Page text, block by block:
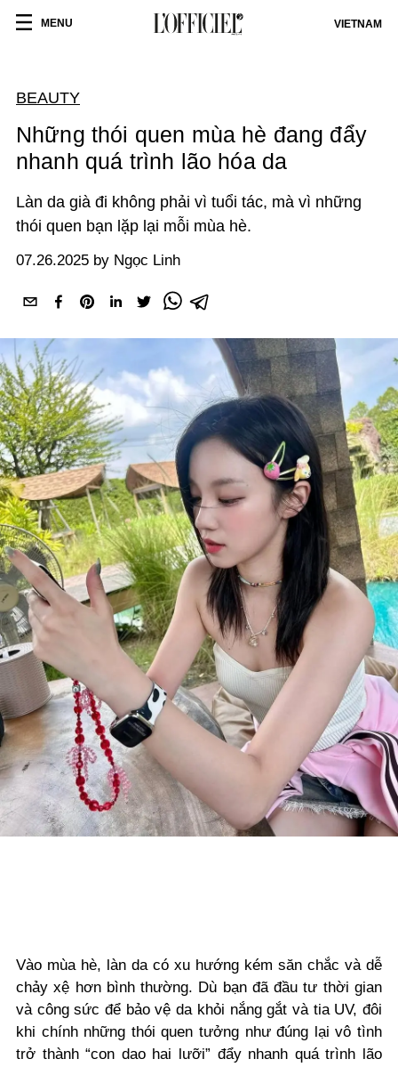
MENU VIETNAM
BEAUTY
Những thói quen mùa hè đang đẩy
nhanh quá trình lão hóa da
Làn da già đi không phải vì tuổi tác, mà vì những
thói quen bạn lặp lại mỗi mùa hè.
07.26.2025 by Ngọc Linh
Vào mùa hè, làn da có xu hướng kém săn chắc và dễ
chảy xệ hơn bình thường. Dù bạn đã đầu tư thời gian
và công sức để bảo vệ da khỏi nắng gắt và tia UV, đôi
khi chính những thói quen tưởng như đúng lại vô tình
trở thành “con dao hai lưỡi” đẩy nhanh quá trình lão